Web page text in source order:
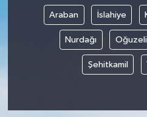
Araban İslahiye
Nurdağı Oğuzeli
Şehitkamil